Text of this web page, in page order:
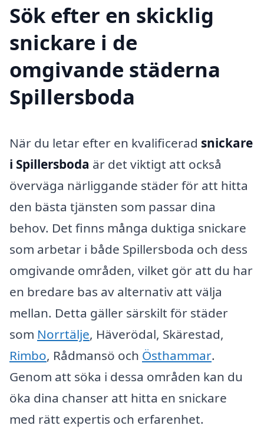
Sök efter en skicklig
snickare i de
omgivande städerna
Spillersboda
När du letar efter en kvalificerad snickare
i Spillersboda är det viktigt att också
överväga närliggande städer för att hitta
den bästa tjänsten som passar dina
behov. Det finns många duktiga snickare
som arbetar i både Spillersboda och dess
omgivande områden, vilket gör att du har
en bredare bas av alternativ att välja
mellan. Detta gäller särskilt för städer
som Norrtälje, Häverödal, Skärestad,
Rimbo, Rådmansö och Östhammar.
Genom att söka i dessa områden kan du
öka dina chanser att hitta en snickare
med rätt expertis och erfarenhet.